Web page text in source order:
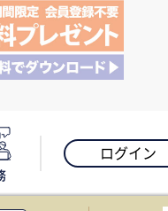
ログイン